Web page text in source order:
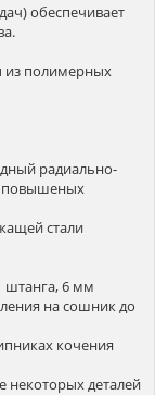
обеспечивает
из полимерных
радиально-
повышеных
стали
6 мм
на сошник до
кочения
некоторых деталей